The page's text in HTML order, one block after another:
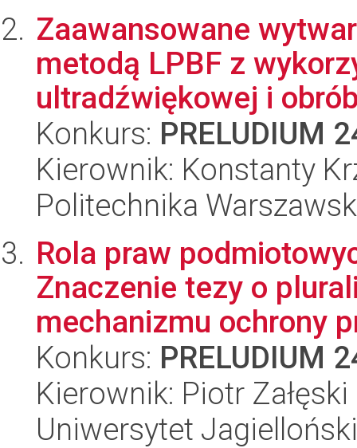
Zaawansowane
metodą LPBF z
ultradźwiękowej i
Konkurs: PRELUDIUM
Kierownik: Konstanty
Politechnika
Rola praw
Znaczenie tezy o
mechanizmu ochrony
Konkurs: PRELUDIUM
Kierownik: Piotr Załęski
Uniwersytet Jagielloński